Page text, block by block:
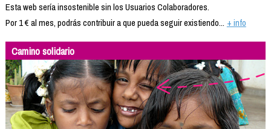
Esta web sería insostenible sin los Usuarios Colaboradores.
Por 1 € al mes, podrás contribuir a que pueda seguir existiendo... + info
Camino solidario